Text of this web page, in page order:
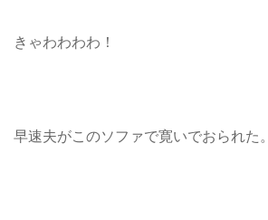
きゃわわわわ！
早速夫がこのソファで寛いでおられた。